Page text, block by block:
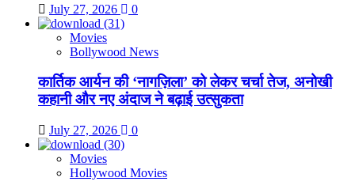
July 27, 2026 0
Movies
Bollywood News
कार्तिक आर्यन की ‘नागज़िला’ को लेकर चर्चा तेज, अनोखी
कहानी और नए अंदाज ने बढ़ाई उत्सुकता
July 27, 2026 0
Movies
Hollywood Movies